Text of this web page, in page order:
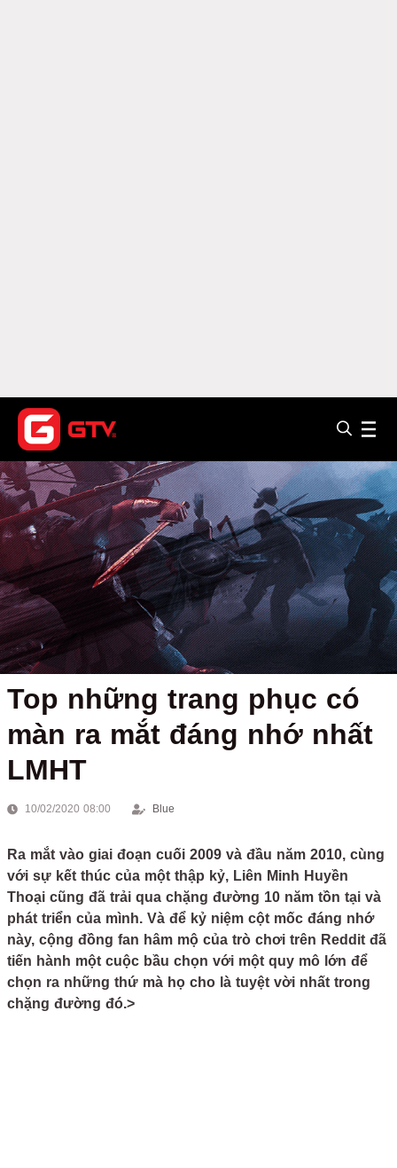
Top những trang phục có
màn ra mắt đáng nhớ nhất
LMHT
10/02/2020 08:00 Blue
Ra mắt vào giai đoạn cuối 2009 và đầu năm 2010, cùng
với sự kết thúc của một thập kỷ, Liên Minh Huyền
Thoại cũng đã trải qua chặng đường 10 năm tồn tại và
phát triển của mình. Và để kỷ niệm cột mốc đáng nhớ
này, cộng đồng fan hâm mộ của trò chơi trên Reddit đã
tiến hành một cuộc bầu chọn với một quy mô lớn để
chọn ra những thứ mà họ cho là tuyệt vời nhất trong
chặng đường đó.>